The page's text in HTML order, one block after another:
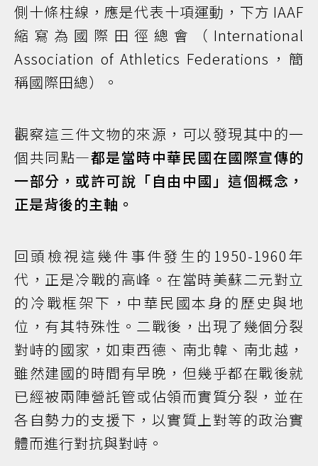
側十條柱線，應是代表十項運動，下方 IAAF
縮寫為國際田徑總會（International
Association of Athletics Federations，簡
稱國際田總）。
觀察這三件文物的來源，可以發現其中的一
個共同點—都是當時中華民國在國際宣傳的
一部分，或許可說「自由中國」這個概念，
正是背後的主軸。
回頭檢視這幾件事件發生的1950-1960年
代，正是冷戰的高峰。在當時美蘇二元對立
的冷戰框架下，中華民國本身的歷史與地
位，有其特殊性。二戰後，出現了幾個分裂
對峙的國家，如東西德、南北韓、南北越，
雖然建國的時間有早晚，但幾乎都在戰後就
已經被兩陣營託管或佔領而實質分裂，並在
各自勢力的支援下，以實質上對等的政治實
體而進行對抗與對峙。